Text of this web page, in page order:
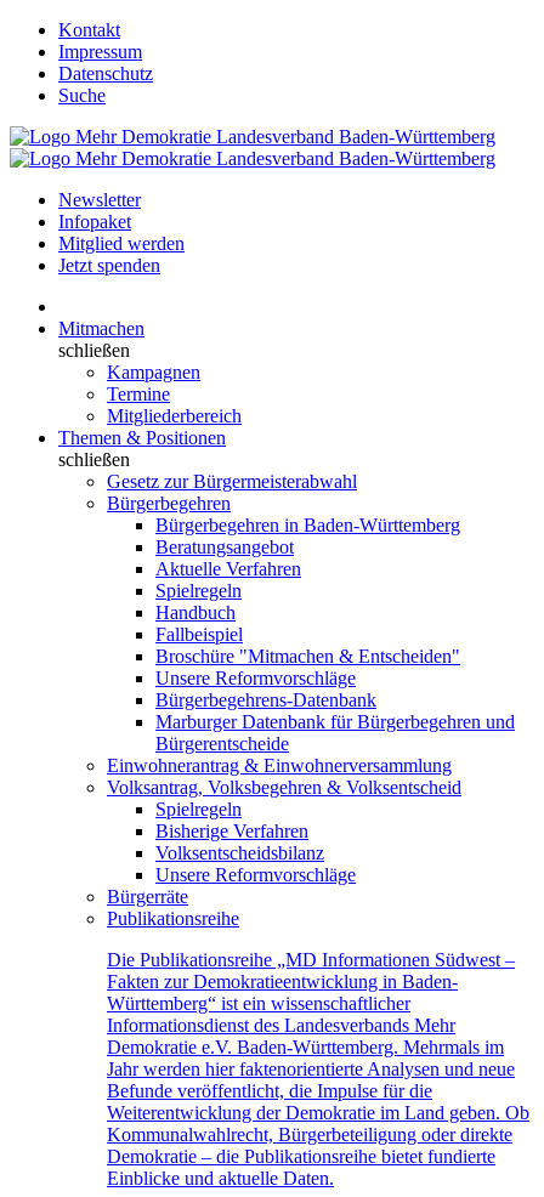
Kontakt
Impressum
Datenschutz
Suche
Newsletter
Infopaket
Mitglied werden
Jetzt spenden
Mitmachen
schließen
Kampagnen
Termine
Mitgliederbereich
Themen & Positionen
schließen
Gesetz zur Bürgermeisterabwahl
Bürgerbegehren
Bürgerbegehren in Baden-Württemberg
Beratungsangebot
Aktuelle Verfahren
Spielregeln
Handbuch
Fallbeispiel
Broschüre "Mitmachen & Entscheiden"
Unsere Reformvorschläge
Bürgerbegehrens-Datenbank
Marburger Datenbank für Bürgerbegehren und
Bürgerentscheide
Einwohnerantrag & Einwohnerversammlung
Volksantrag, Volksbegehren & Volksentscheid
Spielregeln
Bisherige Verfahren
Volksentscheidsbilanz
Unsere Reformvorschläge
Bürgerräte
Publikationsreihe
Die Publikationsreihe „MD Informationen Südwest –
Fakten zur Demokratieentwicklung in Baden-
Württemberg“ ist ein wissenschaftlicher
Informationsdienst des Landesverbands Mehr
Demokratie e.V. Baden-Württemberg. Mehrmals im
Jahr werden hier faktenorientierte Analysen und neue
Befunde veröffentlicht, die Impulse für die
Weiterentwicklung der Demokratie im Land geben. Ob
Kommunalwahlrecht, Bürgerbeteiligung oder direkte
Demokratie – die Publikationsreihe bietet fundierte
Einblicke und aktuelle Daten.